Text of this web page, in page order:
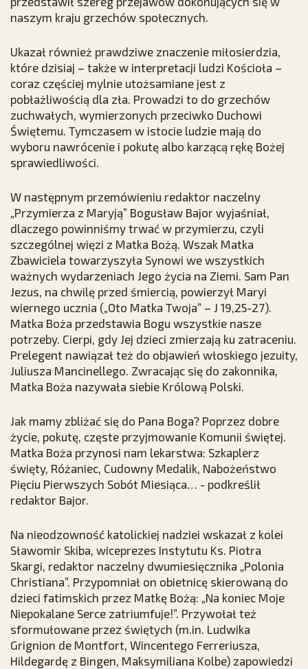
naszym kraju grzechów społecznych.
Ukazał również prawdziwe znaczenie miłosierdzia,
które dzisiaj – także w interpretacji ludzi Kościoła –
coraz częściej mylnie utożsamiane jest z
pobłażliwością dla zła. Prowadzi to do grzechów
zuchwałych, wymierzonych przeciwko Duchowi
Świętemu. Tymczasem w istocie ludzie mają do
wyboru nawrócenie i pokutę albo karzącą rękę Bożej
sprawiedliwości.
W następnym przemówieniu redaktor naczelny
„Przymierza z Maryją” Bogusław Bajor wyjaśniał,
dlaczego powinniśmy trwać w przymierzu, czyli
szczególnej więzi z Matka Bożą. Wszak Matka
Zbawiciela towarzyszyła Synowi we wszystkich
ważnych wydarzeniach Jego życia na Ziemi. Sam Pan
Jezus, na chwilę przed śmiercią, powierzył Maryi
wiernego ucznia („Oto Matka Twoja” – J 19,25-27).
Matka Boża przedstawia Bogu wszystkie nasze
potrzeby. Cierpi, gdy Jej dzieci zmierzają ku zatraceniu.
Prelegent nawiązał też do objawień włoskiego jezuity,
Juliusza Mancinellego. Zwracając się do zakonnika,
Matka Boża nazywała siebie Królową Polski.
Jak mamy zbliżać się do Pana Boga? Poprzez dobre
życie, pokutę, częste przyjmowanie Komunii świętej.
Matka Boża przynosi nam lekarstwa: Szkaplerz
święty, Różaniec, Cudowny Medalik, Nabożeństwo
Pięciu Pierwszych Sobót Miesiąca… - podkreślił
redaktor Bajor.
Na nieodzowność katolickiej nadziei wskazał z kolei
Sławomir Skiba, wiceprezes Instytutu Ks. Piotra
Skargi, redaktor naczelny dwumiesięcznika „Polonia
Christiana”. Przypomniał on obietnicę skierowaną do
dzieci fatimskich przez Matkę Bożą: „Na koniec Moje
Niepokalane Serce zatriumfuje!”. Przywołał też
sformułowane przez świętych (m.in. Ludwika
Grignion de Montfort, Wincentego Ferreriusza,
Hildegardę z Bingen, Maksymiliana Kolbe) zapowiedzi